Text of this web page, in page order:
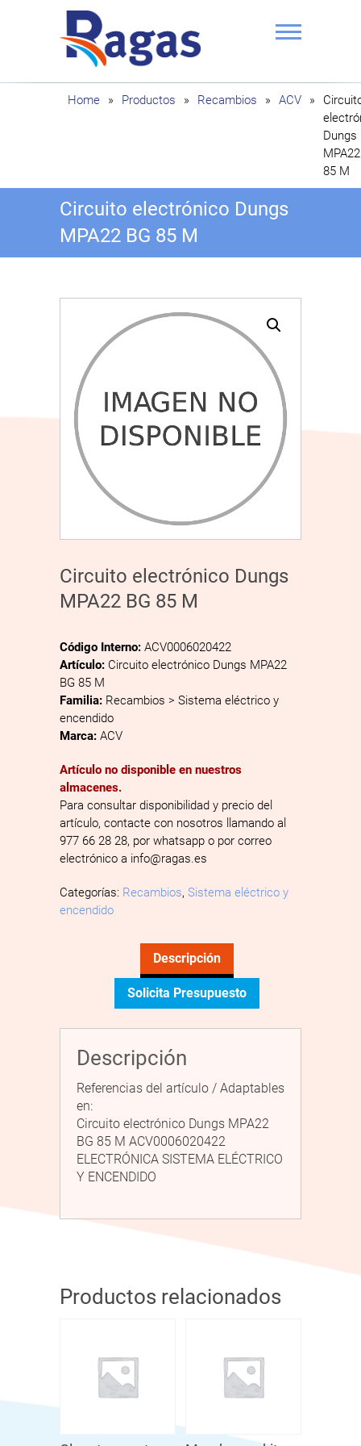
Ragas
Home » Productos » Recambios » ACV »
Dungs
85 M
Circuito electrónico Dungs
MPA22 BG 85 M
Circuito electrónico Dungs
MPA22 BG 85 M
Código Interno: ACV0006020422
Artículo: Circuito electrónico Dungs MPA22
BG 85 M
Familia: Recambios > Sistema eléctrico y
encendido
Marca: ACV
Artículo no disponible en nuestros
almacenes.
Para consultar disponibilidad y precio del
artículo, contacte con nosotros llamando al
977 66 28 28, por whatsapp o por correo
electrónico a info@ragas.es
Categorías: Recambios, Sistema eléctrico y
encendido
Descripción
Solicita Presupuesto
Descripción
Referencias del artículo / Adaptables
en:
Circuito electrónico Dungs MPA22
BG 85 M ACV0006020422
ELECTRÓNICA SISTEMA ELÉCTRICO
Y ENCENDIDO
Productos relacionados